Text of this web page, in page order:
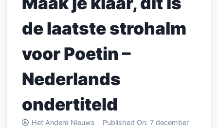
de laatste strohalm
voor Poetin –
Nederlands
ondertiteld
Het Andere Nieuws Published On: 7 december